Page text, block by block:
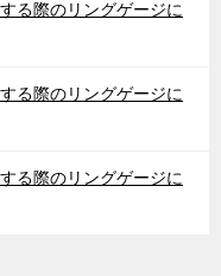
る際のリングゲージに
る際のリングゲージに
る際のリングゲージに